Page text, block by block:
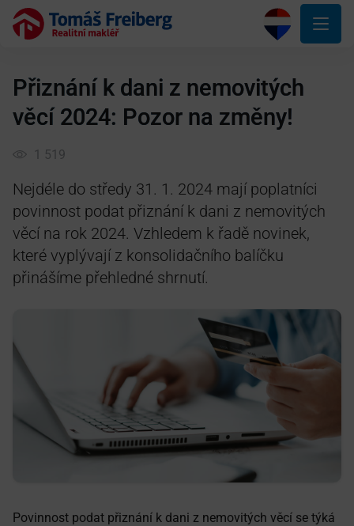
Přiznání k dani z nemovitých
věcí 2024: Pozor na změny!
1 519
Nejdéle do středy 31. 1. 2024 mají poplatníci
povinnost podat přiznání k dani z nemovitých
věcí na rok 2024. Vzhledem k řadě novinek,
které vyplývají z konsolidačního balíčku
přinášíme přehledné shrnutí.
Povinnost podat přiznání k dani z nemovitých věcí se týká